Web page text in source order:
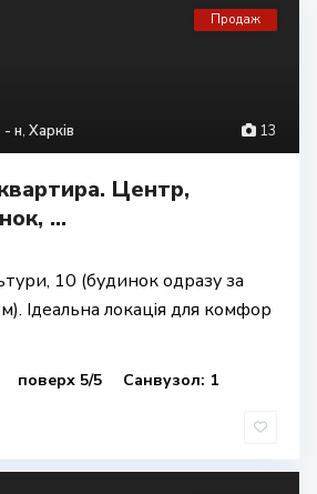
13
- н, Харків
Продаж
Центр,
...
10 (будинок одразу за
Ідеальна локація для комфор
поверх 5/5 Санвузол: 1